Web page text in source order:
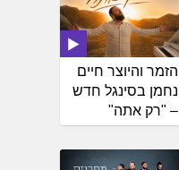
הזמר והיוצר חיים
נחמן בסינגל חדש
– "רק אתה"